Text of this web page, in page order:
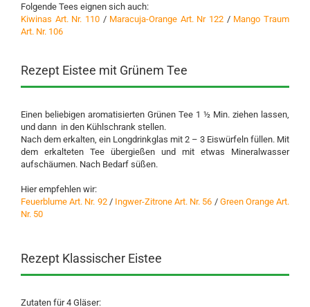
Folgende Tees eignen sich auch:
Kiwinas Art. Nr. 110/ Maracuja-Orange Art. Nr 122 / Mango Traum
Art. Nr. 106
Rezept Eistee mit Grünem Tee
Einen beliebigen aromatisierten Grünen Tee 1 ½ Min. ziehen lassen,
und dann in den Kühlschrank stellen.
Nach dem erkalten, ein Longdrinkglas mit 2 – 3 Eiswürfeln füllen. Mit
dem erkalteten Tee übergießen und mit etwas Mineralwasser
aufschäumen. Nach Bedarf süßen.
Hier empfehlen wir:
Feuerblume Art. Nr. 92/ Ingwer-Zitrone Art. Nr. 56 / Green Orange Art.
Nr. 50
Rezept Klassischer Eistee
Zutaten für 4 Gläser: